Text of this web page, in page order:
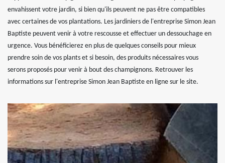
envahissent votre jardin, si bien qu'ils peuvent ne pas être compatibles
avec certaines de vos plantations. Les jardiniers de l'entreprise Simon Jean
Baptiste peuvent venir à votre rescousse et effectuer un dessouchage en
urgence. Vous bénéficierez en plus de quelques conseils pour mieux
prendre soin de vos plants et si besoin, des produits nécessaires vous
serons proposés pour venir à bout des champignons. Retrouver les
informations sur l'entreprise Simon Jean Baptiste en ligne sur le site.